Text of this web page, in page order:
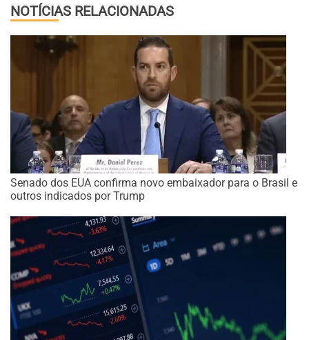
NOTÍCIAS RELACIONADAS
Senado dos EUA confirma novo embaixador para o Brasil e
outros indicados por Trump